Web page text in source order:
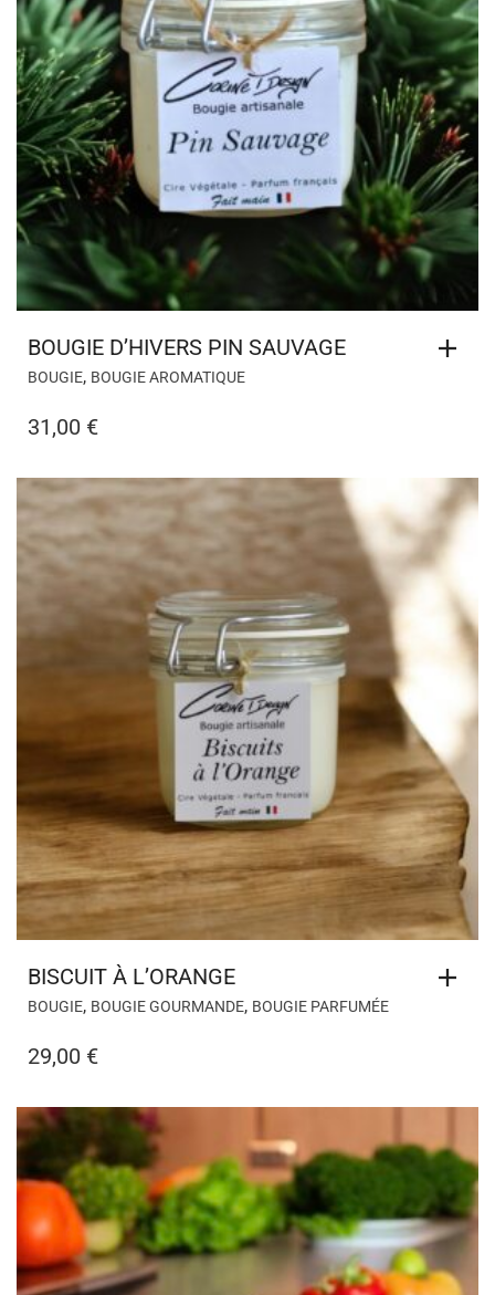
BOUGIE D’HIVERS PIN SAUVAGE
BOUGIE, BOUGIE AROMATIQUE
31,00 €
BISCUIT À L’ORANGE
BOUGIE, BOUGIE GOURMANDE, BOUGIE PARFUMÉE
29,00 €